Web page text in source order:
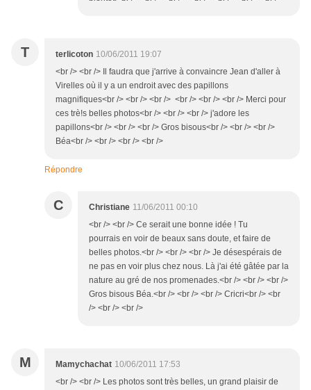
T terlicoton 10/06/2011 19:07
<br /> <br /> Il faudra que j'arrive à convaincre Jean d'aller à
Virelles où il y a un endroit avec des papillons
magnifiques<br /> <br /> <br /> <br /> <br /> <br /> Merci pour
ces trè!s belles photos<br /> <br /> <br /> j'adore les
papillons<br /> <br /> <br /> Gros bisous<br /> <br /> <br />
Béa<br /> <br /> <br /> <br />
Répondre
C Christiane 11/06/2011 00:10
<br /> <br /> Ce serait une bonne idée ! Tu
pourrais en voir de beaux sans doute, et faire de
belles photos.<br /> <br /> <br /> Je désespérais de
ne pas en voir plus chez nous. Là j'ai été gâtée par la
nature au gré de nos promenades.<br /> <br /> <br />
Gros bisous Béa.<br /> <br /> <br /> Cricri<br /> <br
/> <br /> <br />
M Mamychachat 10/06/2011 17:53
<br /> <br /> Les photos sont très belles, un grand plaisir de